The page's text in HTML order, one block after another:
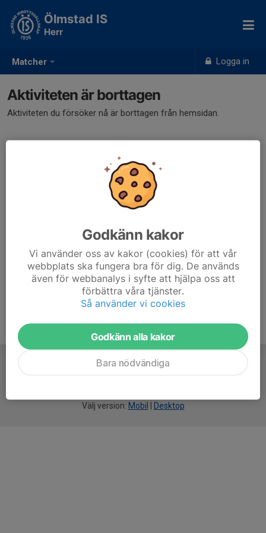
Matcher Logga in
Ölmstad IS
Herr
Aktiviteten är borttagen
Aktiviteten du försöker nå är borttagen från hemsidan.
Välj version: Mobil Desktop
Godkänn kakor
Vi använder oss av kakor (cookies) för att vår
webbplats ska fungera bra för dig. De används
även för webbanalys i syfte att hjälpa oss att
förbättra våra tjänster.
Så använder vi cookies
Godkänn alla kakor
Bara nödvändiga